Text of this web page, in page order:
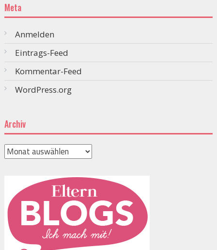
Meta
Anmelden
Eintrags-Feed
Kommentar-Feed
WordPress.org
Archiv
Archiv